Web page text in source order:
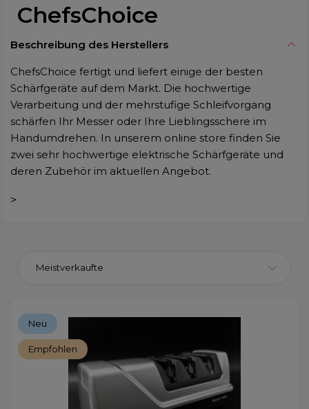
ChefsChoice
Beschreibung des Herstellers
ChefsChoice fertigt und liefert einige der besten
Schärfgeräte auf dem Markt. Die hochwertige
Verarbeitung und der mehrstufige Schleifvorgang
schärfen Ihr Messer oder Ihre Lieblingsschere im
Handumdrehen. In unserem online store finden Sie
zwei sehr hochwertige elektrische Schärfgeräte und
deren Zubehör im aktuellen Angebot.
>
Meistverkaufte
Neu
Empfohlen